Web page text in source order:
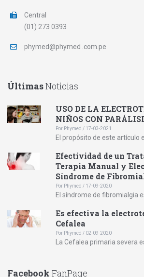
Central
(01) 273 0393
phymed@phymed .com.pe
ÚltimasNoticias
USO DE LA
NIÑOS CON
Por Phymed / 17-03-2021
El propósito de este artículo
Efectividad de un
Terapia Manual y
Síndrome de
Por Phymed / 17-09-2020
El síndrome de fibromialgia
Es efectiva la
Cefalea
Por Phymed / 02-09-2020
La Cefalea primaria severa es
Facebook FanPage